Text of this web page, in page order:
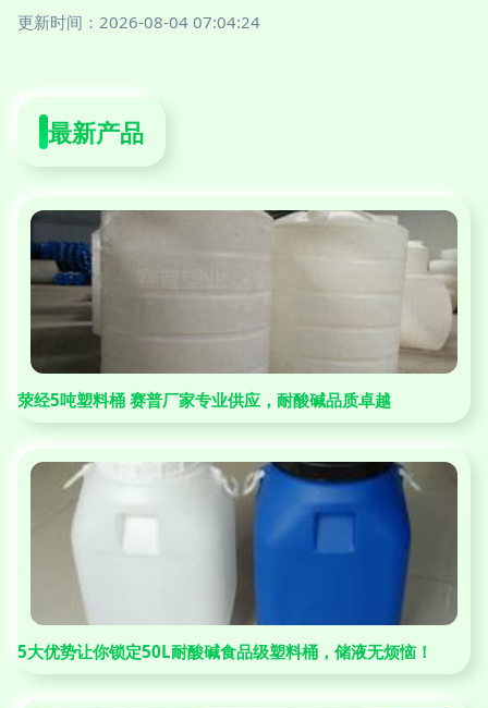
更新时间：2026-08-04 07:04:24
最新产品
荥经5吨塑料桶 赛普厂家专业供应，耐酸碱品质卓越
5大优势让你锁定50L耐酸碱食品级塑料桶，储液无烦恼！